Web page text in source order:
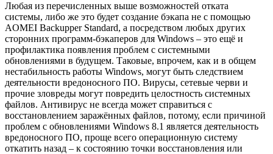
Любая из перечисленных выше возможностей отката
системы, либо же это будет создание бэкапа не с помощью
AOMEI Backupper Standard, а посредством любых других
сторонних программ-бэкаперов для Windows – это ещё и
профилактика появления проблем с системными
обновлениями в будущем. Таковые, впрочем, как и в общем
нестабильность работы Windows, могут быть следствием
деятельности вредоносного ПО. Вирусы, сетевые черви и
прочие зловреды могут повредить целостность системных
файлов. Антивирус не всегда может справиться с
восстановлением заражённых файлов, потому, если причиной
проблем с обновлениями Windows 8.1 является деятельность
вредоносного ПО, проще всего операционную систему
откатить назад – к состоянию точки восстановления или